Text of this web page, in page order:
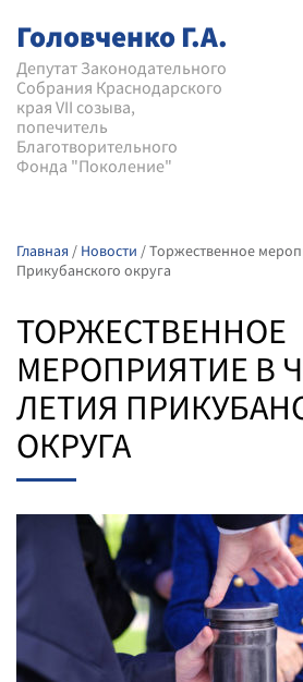
Головченко Г.А.
Депутат Законодательного
Собрания Краснодарского
края VII созыва,
попечитель
Благотворительного
Фонда "Поколение"
Главная / Новости /Торжественное
Прикубанского округа
ТОРЖЕСТВЕННОЕ
МЕРОПРИЯТИЕ В
ЛЕТИЯ
ОКРУГА